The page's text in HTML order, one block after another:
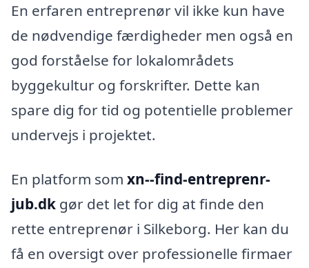
En erfaren entreprenør vil ikke kun have
de nødvendige færdigheder men også en
god forståelse for lokalområdets
byggekultur og forskrifter. Dette kan
spare dig for tid og potentielle problemer
undervejs i projektet.
En platform som xn--find-entreprenr-
jub.dk gør det let for dig at finde den
rette entreprenør i Silkeborg. Her kan du
få en oversigt over professionelle firmaer